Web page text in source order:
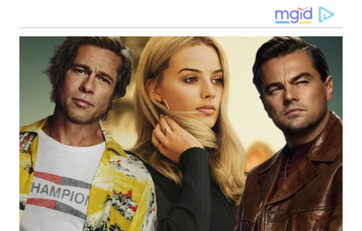
WN
KALTARA
WN
KALSEL
KALTIM
WN